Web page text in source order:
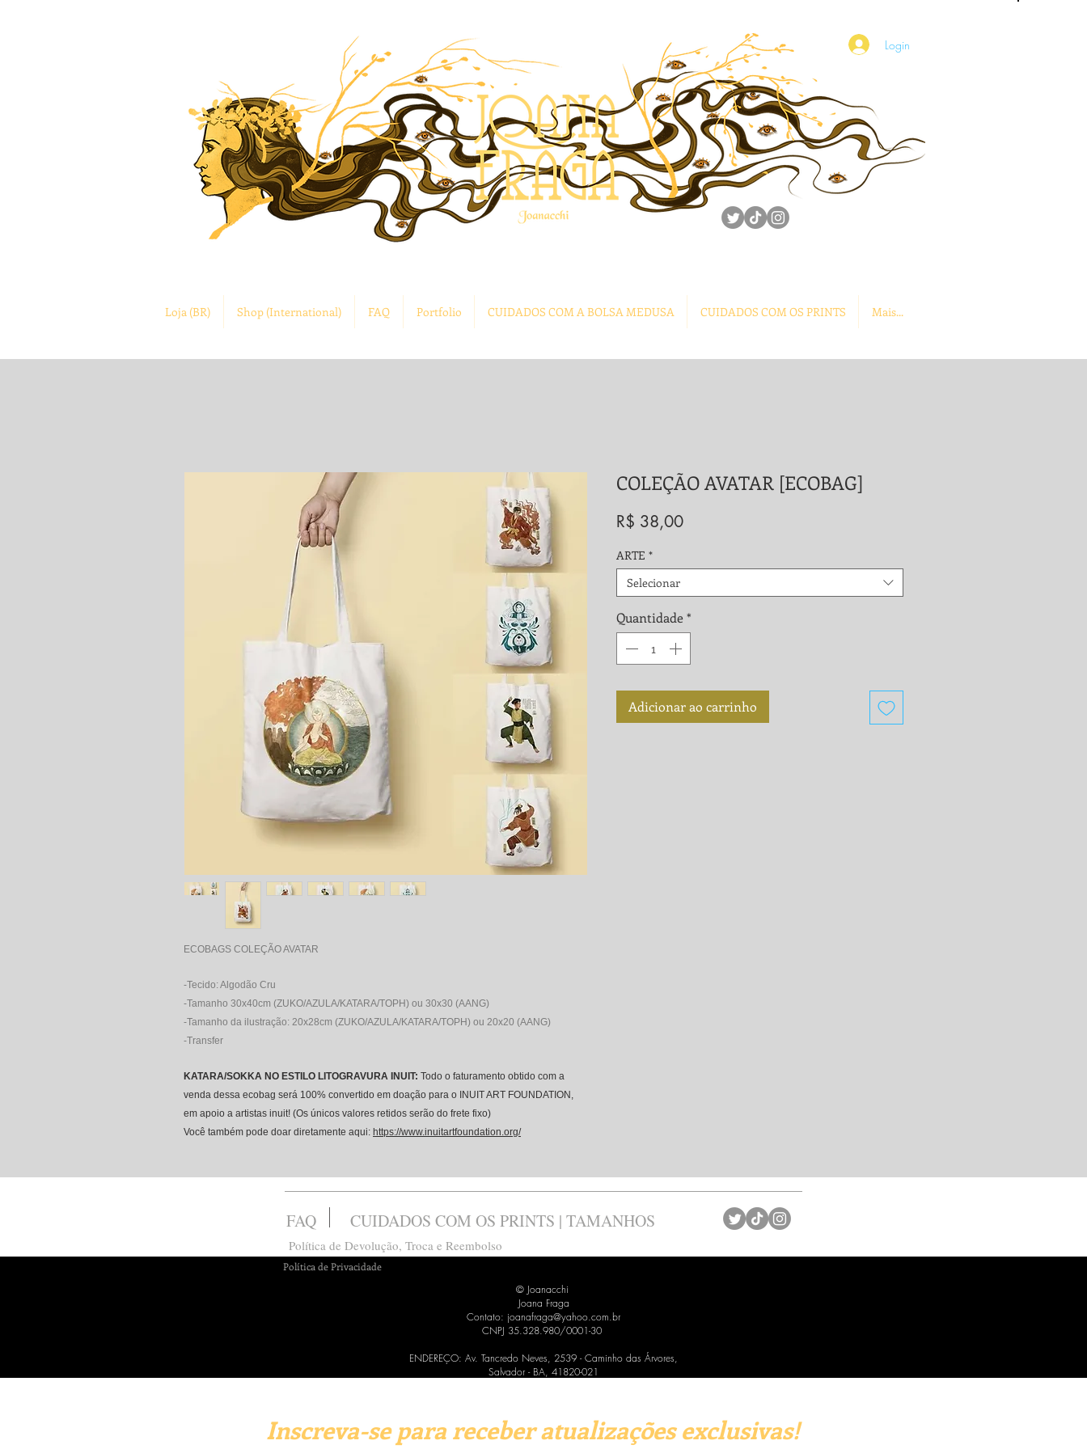
Login
Loja (BR) Shop (International) FAQ Portfolio CUIDADOS COM A BOLSA MEDUSA CUIDADOS COM OS PRINTS Mais...
ECOBAGS COLEÇÃO AVATAR
-Tecido: Algodão Cru
-Tamanho 30x40cm (ZUKO/AZULA/KATARA/TOPH) ou 30x30 (AANG)
-Tamanho da ilustração: 20x28cm (ZUKO/AZULA/KATARA/TOPH) ou 20x20 (AANG)
-Transfer
KATARA/SOKKA NO ESTILO LITOGRAVURA INUIT: Todo o faturamento obtido com a
venda dessa ecobag será 100% convertido em doação para o INUIT ART FOUNDATION,
em apoio a artistas inuit! (Os únicos valores retidos serão do frete fixo)
Você também pode doar diretamente aqui: https://www.inuitartfoundation.org/
COLEÇÃO AVATAR [ECOBAG]
R$ 38,00Preço
ARTE *
Selecionar
Quantidade*
Adicionar ao carrinho
FAQ CUIDADOS COM OS PRINTS | TAMANHOS
Política de Devolução, Troca e Reembolso
Política de Privacidade
© Joanacchi
Joana Fraga
Contato: joanafraga@yahoo.com.br
CNPJ 35.328.980/0001-30
ENDEREÇO: Av. Tancredo Neves, 2539 - Caminho das Árvores,
Salvador - BA, 41820-021
Inscreva-se para receber atualizações exclusivas!